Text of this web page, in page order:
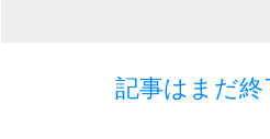
記事はまだ